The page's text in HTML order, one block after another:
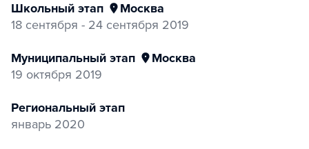
Школьный этап
Москва
18 сентября - 24 сентября 2019
Муниципальный этап
Москва
19 октября 2019
Региональный этап
январь 2020